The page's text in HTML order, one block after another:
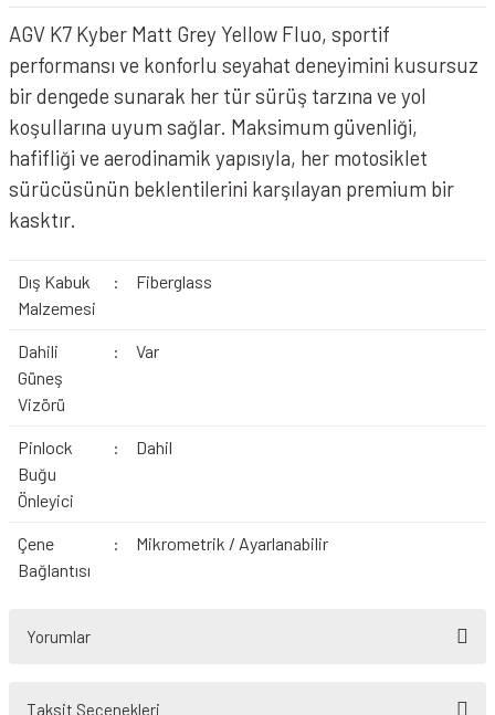
AGV K7 Kyber Matt Grey Yellow Fluo, sportif
performansı ve konforlu seyahat deneyimini kusursuz
bir dengede sunarak her tür sürüş tarzına ve yol
koşullarına uyum sağlar. Maksimum güvenliği,
hafifliği ve aerodinamik yapısıyla, her motosiklet
sürücüsünün beklentilerini karşılayan premium bir
kasktır.
Dış Kabuk
Malzemesi
: Fiberglass
Dahili
Güneş
Vizörü
: Var
Pinlock
Buğu
Önleyici
: Dahil
Çene
Bağlantısı
: Mikrometrik / Ayarlanabilir
Yorumlar
Taksit Seçenekleri